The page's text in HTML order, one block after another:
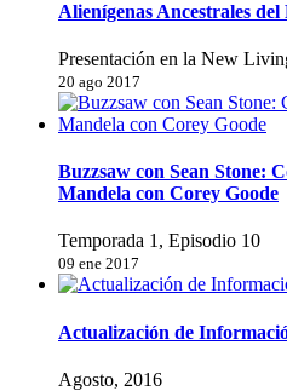
Alienígenas Ancestrales
Presentación en la New
20 ago 2017
Buzzsaw con Sean Stone:
Mandela con Corey Goode
Temporada 1, Episodio 10
09 ene 2017
Actualización de
Agosto, 2016